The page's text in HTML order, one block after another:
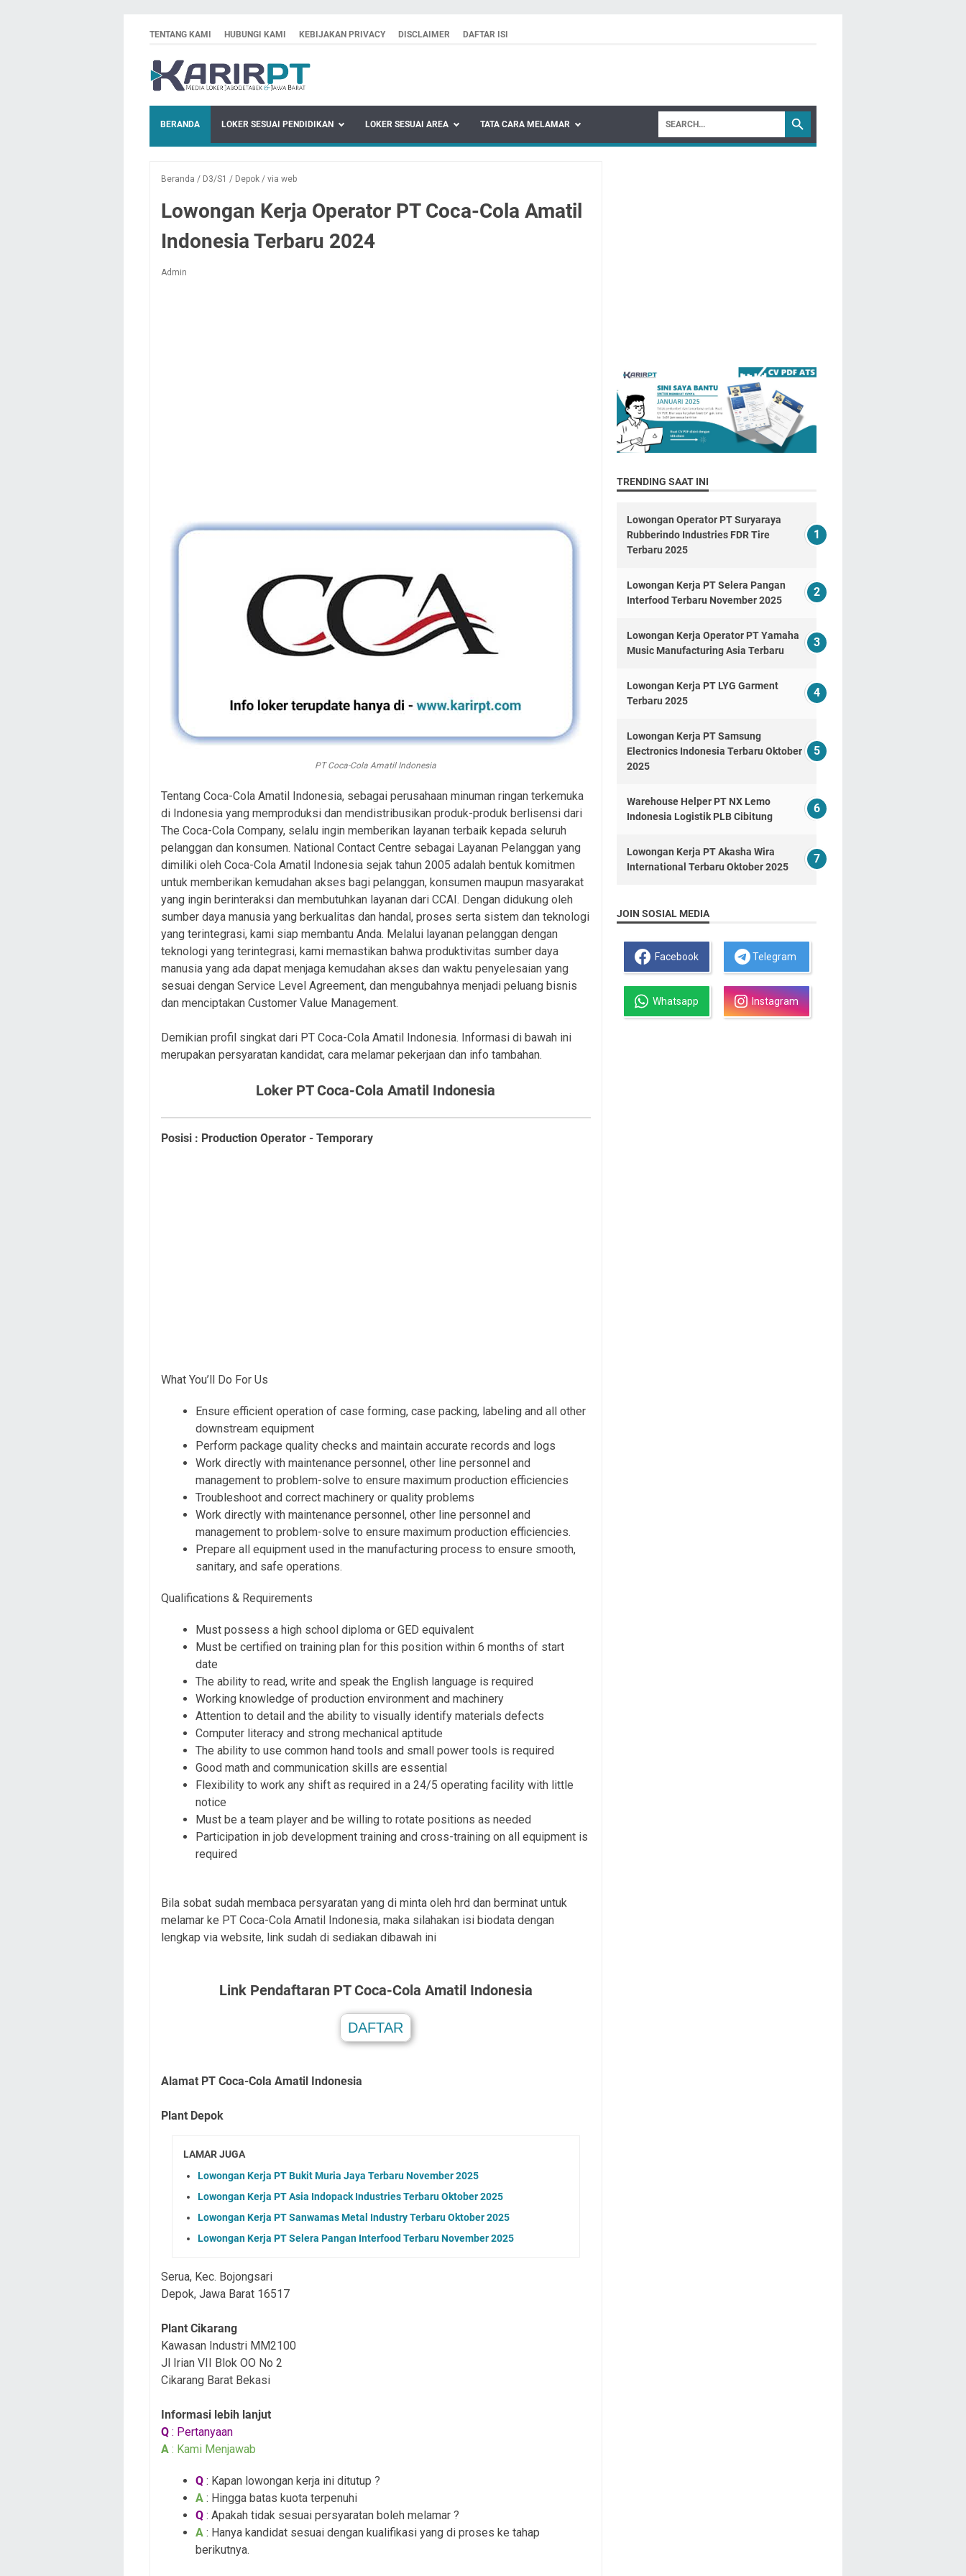
TENTANG KAMI HUBUNGI KAMI KEBIJAKAN PRIVACY DISCLAIMER DAFTAR ISI
BERANDA LOKER SESUAI PENDIDIKAN LOKER SESUAI AREA TATA CARA MELAMAR
Beranda / D3/S1 / Depok / via web
Lowongan Kerja Operator PT Coca-Cola Amatil
Indonesia Terbaru 2024
Admin
PT Coca-Cola Amatil Indonesia
Tentang Coca-Cola Amatil Indonesia, sebagai perusahaan minuman ringan terkemuka
di Indonesia yang memproduksi dan mendistribusikan produk-produk berlisensi dari
The Coca-Cola Company, selalu ingin memberikan layanan terbaik kepada seluruh
pelanggan dan konsumen. National Contact Centre sebagai Layanan Pelanggan yang
dimiliki oleh Coca-Cola Amatil Indonesia sejak tahun 2005 adalah bentuk komitmen
untuk memberikan kemudahan akses bagi pelanggan, konsumen maupun masyarakat
yang ingin berinteraksi dan membutuhkan layanan dari CCAI. Dengan didukung oleh
sumber daya manusia yang berkualitas dan handal, proses serta sistem dan teknologi
yang terintegrasi, kami siap membantu Anda. Melalui layanan pelanggan dengan
teknologi yang terintegrasi, kami memastikan bahwa produktivitas sumber daya
manusia yang ada dapat menjaga kemudahan akses dan waktu penyelesaian yang
sesuai dengan Service Level Agreement, dan mengubahnya menjadi peluang bisnis
dan menciptakan Customer Value Management.
Demikian profil singkat dari PT Coca-Cola Amatil Indonesia. Informasi di bawah ini
merupakan persyaratan kandidat, cara melamar pekerjaan dan info tambahan.
Loker PT Coca-Cola Amatil Indonesia
Posisi : Production Operator - Temporary
What You’ll Do For Us
Ensure efficient operation of case forming, case packing, labeling and all other
downstream equipment
Perform package quality checks and maintain accurate records and logs
Work directly with maintenance personnel, other line personnel and
management to problem-solve to ensure maximum production efficiencies
Troubleshoot and correct machinery or quality problems
Work directly with maintenance personnel, other line personnel and
management to problem-solve to ensure maximum production efficiencies.
Prepare all equipment used in the manufacturing process to ensure smooth,
sanitary, and safe operations.
Qualifications & Requirements
Must possess a high school diploma or GED equivalent
Must be certified on training plan for this position within 6 months of start
date
The ability to read, write and speak the English language is required
Working knowledge of production environment and machinery
Attention to detail and the ability to visually identify materials defects
Computer literacy and strong mechanical aptitude
The ability to use common hand tools and small power tools is required
Good math and communication skills are essential
Flexibility to work any shift as required in a 24/5 operating facility with little
notice
Must be a team player and be willing to rotate positions as needed
Participation in job development training and cross-training on all equipment is
required
Bila sobat sudah membaca persyaratan yang di minta oleh hrd dan berminat untuk
melamar ke PT Coca-Cola Amatil Indonesia, maka silahakan isi biodata dengan
lengkap via website, link sudah di sediakan dibawah ini
Link Pendaftaran PT Coca-Cola Amatil Indonesia
DAFTAR
.
Alamat PT Coca-Cola Amatil Indonesia
Plant Depok
LAMAR JUGA
Lowongan Kerja PT Bukit Muria Jaya Terbaru November 2025
Lowongan Kerja PT Asia Indopack Industries Terbaru Oktober 2025
Lowongan Kerja PT Sanwamas Metal Industry Terbaru Oktober 2025
Lowongan Kerja PT Selera Pangan Interfood Terbaru November 2025
Serua, Kec. Bojongsari
Depok, Jawa Barat 16517
Plant Cikarang
Kawasan Industri MM2100
Jl Irian VII Blok OO No 2
Cikarang Barat Bekasi
Informasi lebih lanjut
Q : Pertanyaan
A : Kami Menjawab
Q : Kapan lowongan kerja ini ditutup ?
A : Hingga batas kuota terpenuhi
Q : Apakah tidak sesuai persyaratan boleh melamar ?
A : Hanya kandidat sesuai dengan kualifikasi yang di proses ke tahap
berikutnya.
TRENDING SAAT INI
Lowongan Operator PT Suryaraya
Rubberindo Industries FDR Tire
Terbaru 2025
Lowongan Kerja PT Selera Pangan
Interfood Terbaru November 2025
Lowongan Kerja Operator PT Yamaha
Music Manufacturing Asia Terbaru
Lowongan Kerja PT LYG Garment
Terbaru 2025
Lowongan Kerja PT Samsung
Electronics Indonesia Terbaru Oktober
2025
Warehouse Helper PT NX Lemo
Indonesia Logistik PLB Cibitung
Lowongan Kerja PT Akasha Wira
International Terbaru Oktober 2025
JOIN SOSIAL MEDIA
Facebook Telegram
Whatsapp Instagram